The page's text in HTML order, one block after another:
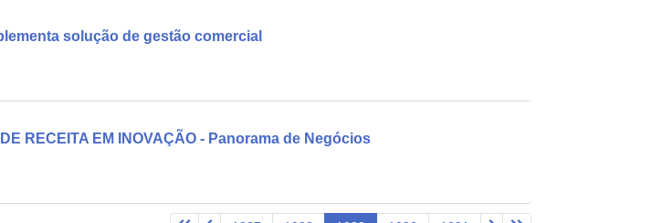
solução de gestão comercial
RECEITA EM INOVAÇÃO - Panorama de Negócios